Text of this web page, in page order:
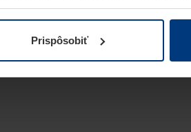
o ochrane osobných
Prispôsobiť